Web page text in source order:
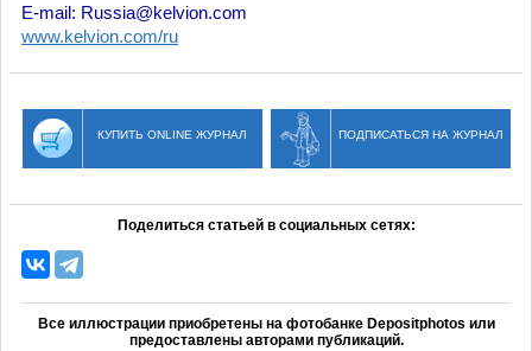
E-mail: Russia@kelvion.com
www.kelvion.com/ru
КУПИТЬ ONLINE ЖУРНАЛ ПОДПИСАТЬСЯ НА ЖУРНАЛ
Поделиться статьей в социальных сетях:
Все иллюстрации приобретены на фотобанке Depositphotos или
предоставлены авторами публикаций.